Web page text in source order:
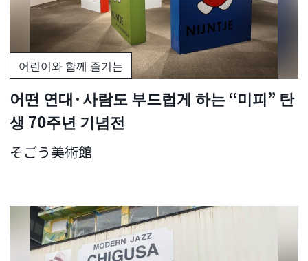
어린이와 함께 즐기는
어떤 연대·사람도 부드럽게 하는 “미피” 탄
생 70주년 기념전
そごう美術館